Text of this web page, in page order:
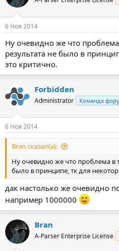
6 Ноя 2014
Ну очевидно же что
результата не было в
это критично.
Forbidden
Administrator Команда
6 Ноя 2014
Bran сказал(а):
Ну очевидно же что проблема в
было в принципе, тк для
дак настолько же очевидно
например 1000000
Bran
A-Parser Enterprise License